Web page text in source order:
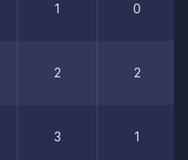
1 0
2 2
3 1